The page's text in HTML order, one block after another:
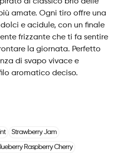
amate. Ogni tiro offre una
e acidule, con un finale
frizzante che ti fa sentire
la giornata. Perfetto
di svapo vivace e
aromatico deciso.
Strawberry Jam
Raspberry Cherry